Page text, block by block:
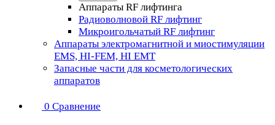
Аппараты RF лифтинга
Радиоволновой RF лифтинг
Микроигольчатый RF лифтинг
Аппараты электромагнитной и миостимуляции
EMS, HI-FEM, HI EMT
Запасные части для косметологических
аппаратов
0 Сравнение